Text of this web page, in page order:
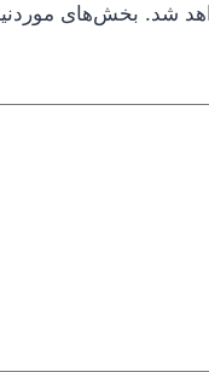
شد. بخش‌های